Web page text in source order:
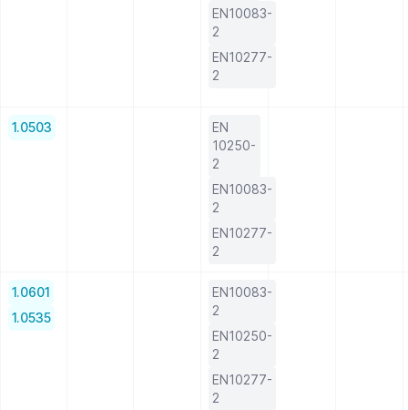
EN10083-
2
EN10277-
2
1.0503
EN
10250-
2
EN10083-
2
EN10277-
2
1.0601
1.0535
EN10083-
2
EN10250-
2
EN10277-
2